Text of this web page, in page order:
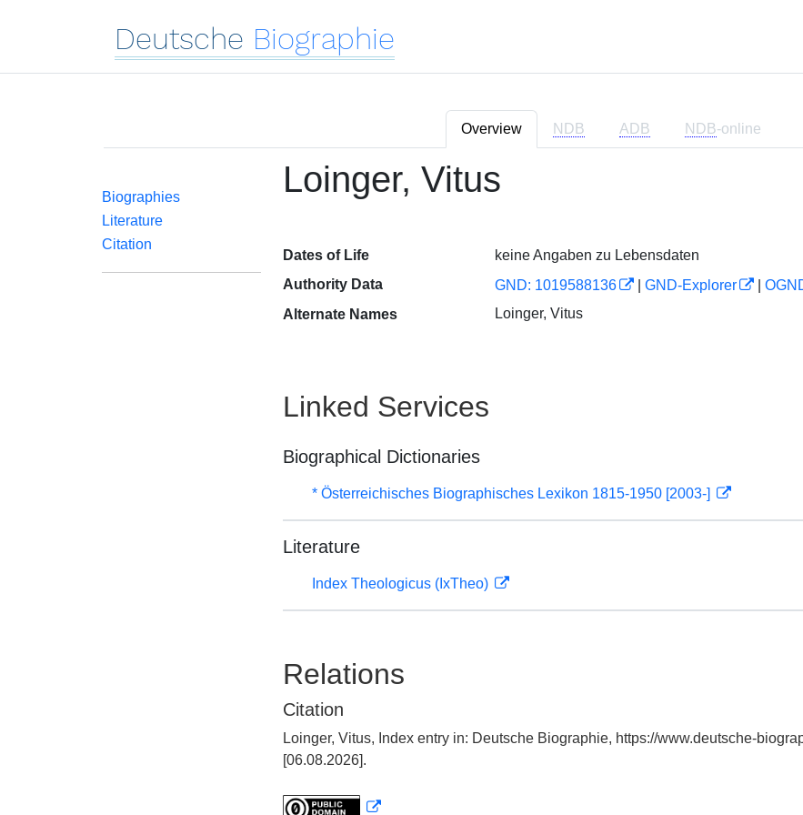
Deutsche Biographie
Overview NDB ADB NDB-online
Biographies
Literature
Citation
Loinger, Vitus
Dates of Life
keine Angaben zu Lebensdaten
Authority Data
GND: 1019588136 GND-Explorer
Alternate Names
Loinger, Vitus
Linked Services
Biographical Dictionaries
* Österreichisches Biographisches Lexikon 1815-1950 [2003-]
Literature
Index Theologicus (IxTheo)
Relations
Citation
Loinger, Vitus, Index entry in: Deutsche Biographie, https://www.deutsche-
[06.08.2026].